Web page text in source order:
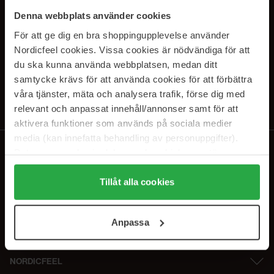
Denna webbplats använder cookies
För att ge dig en bra shoppingupplevelse använder
Nordicfeel cookies. Vissa cookies är nödvändiga för att
du ska kunna använda webbplatsen, medan ditt
samtycke krävs för att använda cookies för att förbättra
våra tjänster, mäta och analysera trafik, förse dig med
relevant och anpassat innehåll/annonser samt för att
aktivera funktioner som används på sociala medier
media (kan innefatta behandling av personuppgifter).
Genom att trycka på "Tillåt alla cookies" accepterar du
alla cookies, medan du under "Detaljer" kan anpassa
användningen av cookies. Du kan när som helst återkalla
samt vår Integritetspolicy.
Tillåt alla cookies
Anpassa
PRENUMERERA PÅ VÅRA
NYHETSBREV
E-postadress
Genom att prenumerera accepterar du vårIntegritetspolicy.
NORDICFEEL